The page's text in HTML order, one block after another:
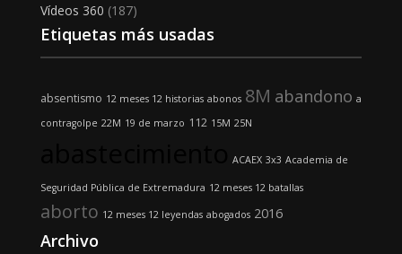
Vídeos 360 (187)
Etiquetas más usadas
absentismo 12 meses 12 historias abonos 8M abandono a
contragolpe 22M 19 de marzo 112 15M 25N
ACAEX 3x3 Academia de
Seguridad Pública de Extremadura 12 meses 12 batallas
aborto 12 meses 12 leyendas abogados 2016
Archivo